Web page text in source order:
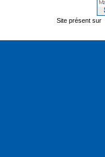
Site présent sur